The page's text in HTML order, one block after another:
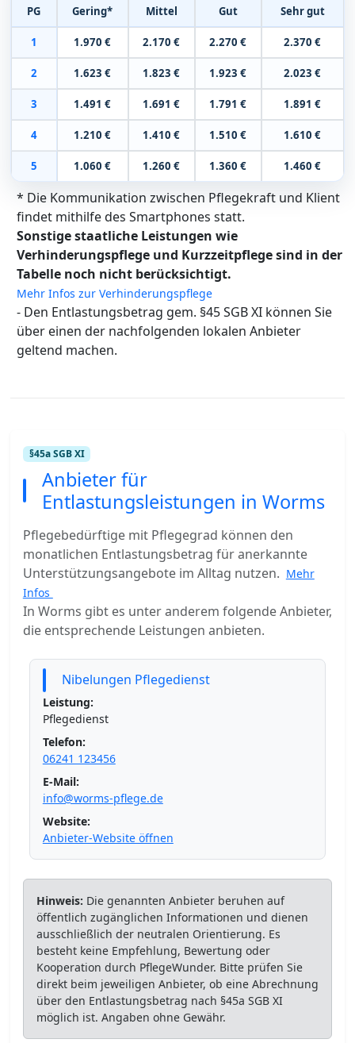
PG Gering* Mittel Gut Sehr gut
1 1.970 € 2.170 € 2.270 € 2.370 €
2 1.623 € 1.823 € 1.923 € 2.023 €
3 1.491 € 1.691 € 1.791 € 1.891 €
4 1.210 € 1.410 € 1.510 € 1.610 €
5 1.060 € 1.260 € 1.360 € 1.460 €
* Die Kommunikation zwischen Pflegekraft und Klient
findet mithilfe des Smartphones statt.
Sonstige staatliche Leistungen wie
Verhinderungspflege und Kurzzeitpflege sind in der
Tabelle noch nicht berücksichtigt.
Mehr Infos zur Verhinderungspflege
- Den Entlastungsbetrag gem. §45 SGB XI können Sie
über einen der nachfolgenden lokalen Anbieter
geltend machen.
§45a SGB XI
Anbieter für
Entlastungsleistungen in Worms
Pflegebedürftige mit Pflegegrad können den
monatlichen Entlastungsbetrag für anerkannte
Unterstützungsangebote im Alltag nutzen. Mehr
Infos
In Worms gibt es unter anderem folgende Anbieter,
die entsprechende Leistungen anbieten.
Nibelungen Pflegedienst
Leistung:
Pflegedienst
Telefon:
06241 123456
E-Mail:
info@worms-pflege.de
Website:
Anbieter-Website öffnen
Hinweis: Die genannten Anbieter beruhen auf
öffentlich zugänglichen Informationen und dienen
ausschließlich der neutralen Orientierung. Es
besteht keine Empfehlung, Bewertung oder
Kooperation durch PflegeWunder. Bitte prüfen Sie
direkt beim jeweiligen Anbieter, ob eine Abrechnung
über den Entlastungsbetrag nach §45a SGB XI
möglich ist. Angaben ohne Gewähr.